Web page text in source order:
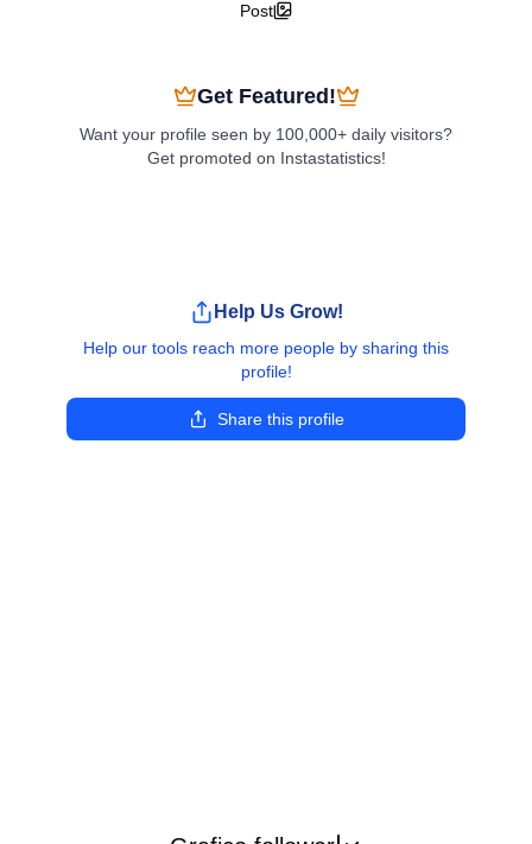
Post
Get Featured!
Want your profile seen by 100,000+ daily visitors?
Get promoted on Instastatistics!
Help Us Grow!
Help our tools reach more people by sharing this
profile!
Share this profile